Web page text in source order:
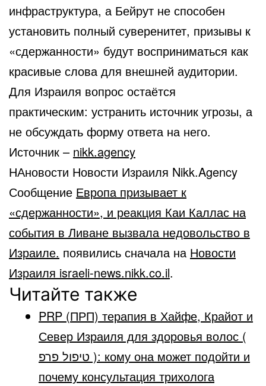
инфраструктура, а Бейрут не способен
установить полный суверенитет, призывы к
«сдержанности» будут восприниматься как
красивые слова для внешней аудитории.
Для Израиля вопрос остаётся
практическим: устранить источник угрозы, а
не обсуждать форму ответа на него.
Источник – nikk.agency
НАновости Новости Израиля Nikk.Agency
Сообщение Европа призывает к
«сдержанности», и реакция Каи Каллас на
события в Ливане вызвала недовольство в
Израиле. появились сначала на Новости
Израиля israeli-news.nikk.co.il.
Читайте также
PRP (ПРП) терапия в Хайфе, Крайот и
Север Израиля для здоровья волос (
טיפול פרפ ): кому она может подойти и
почему консультация трихолога